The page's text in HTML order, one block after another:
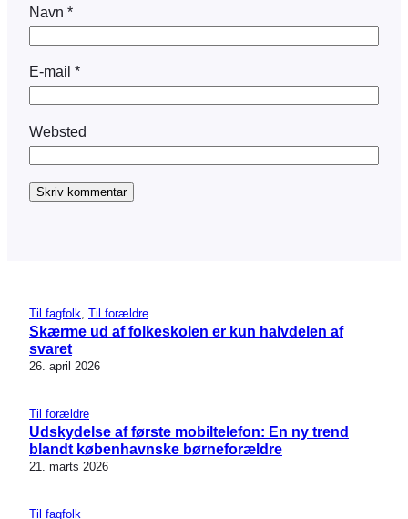
Navn *
E-mail *
Websted
Til fagfolk Til forældre
Skærme ud af folkeskolen er kun halvdelen af
svaret
26. april 2026
Til forældre
Udskydelse af første mobiltelefon: En ny trend
blandt københavnske børneforældre
21. marts 2026
Til fagfolk